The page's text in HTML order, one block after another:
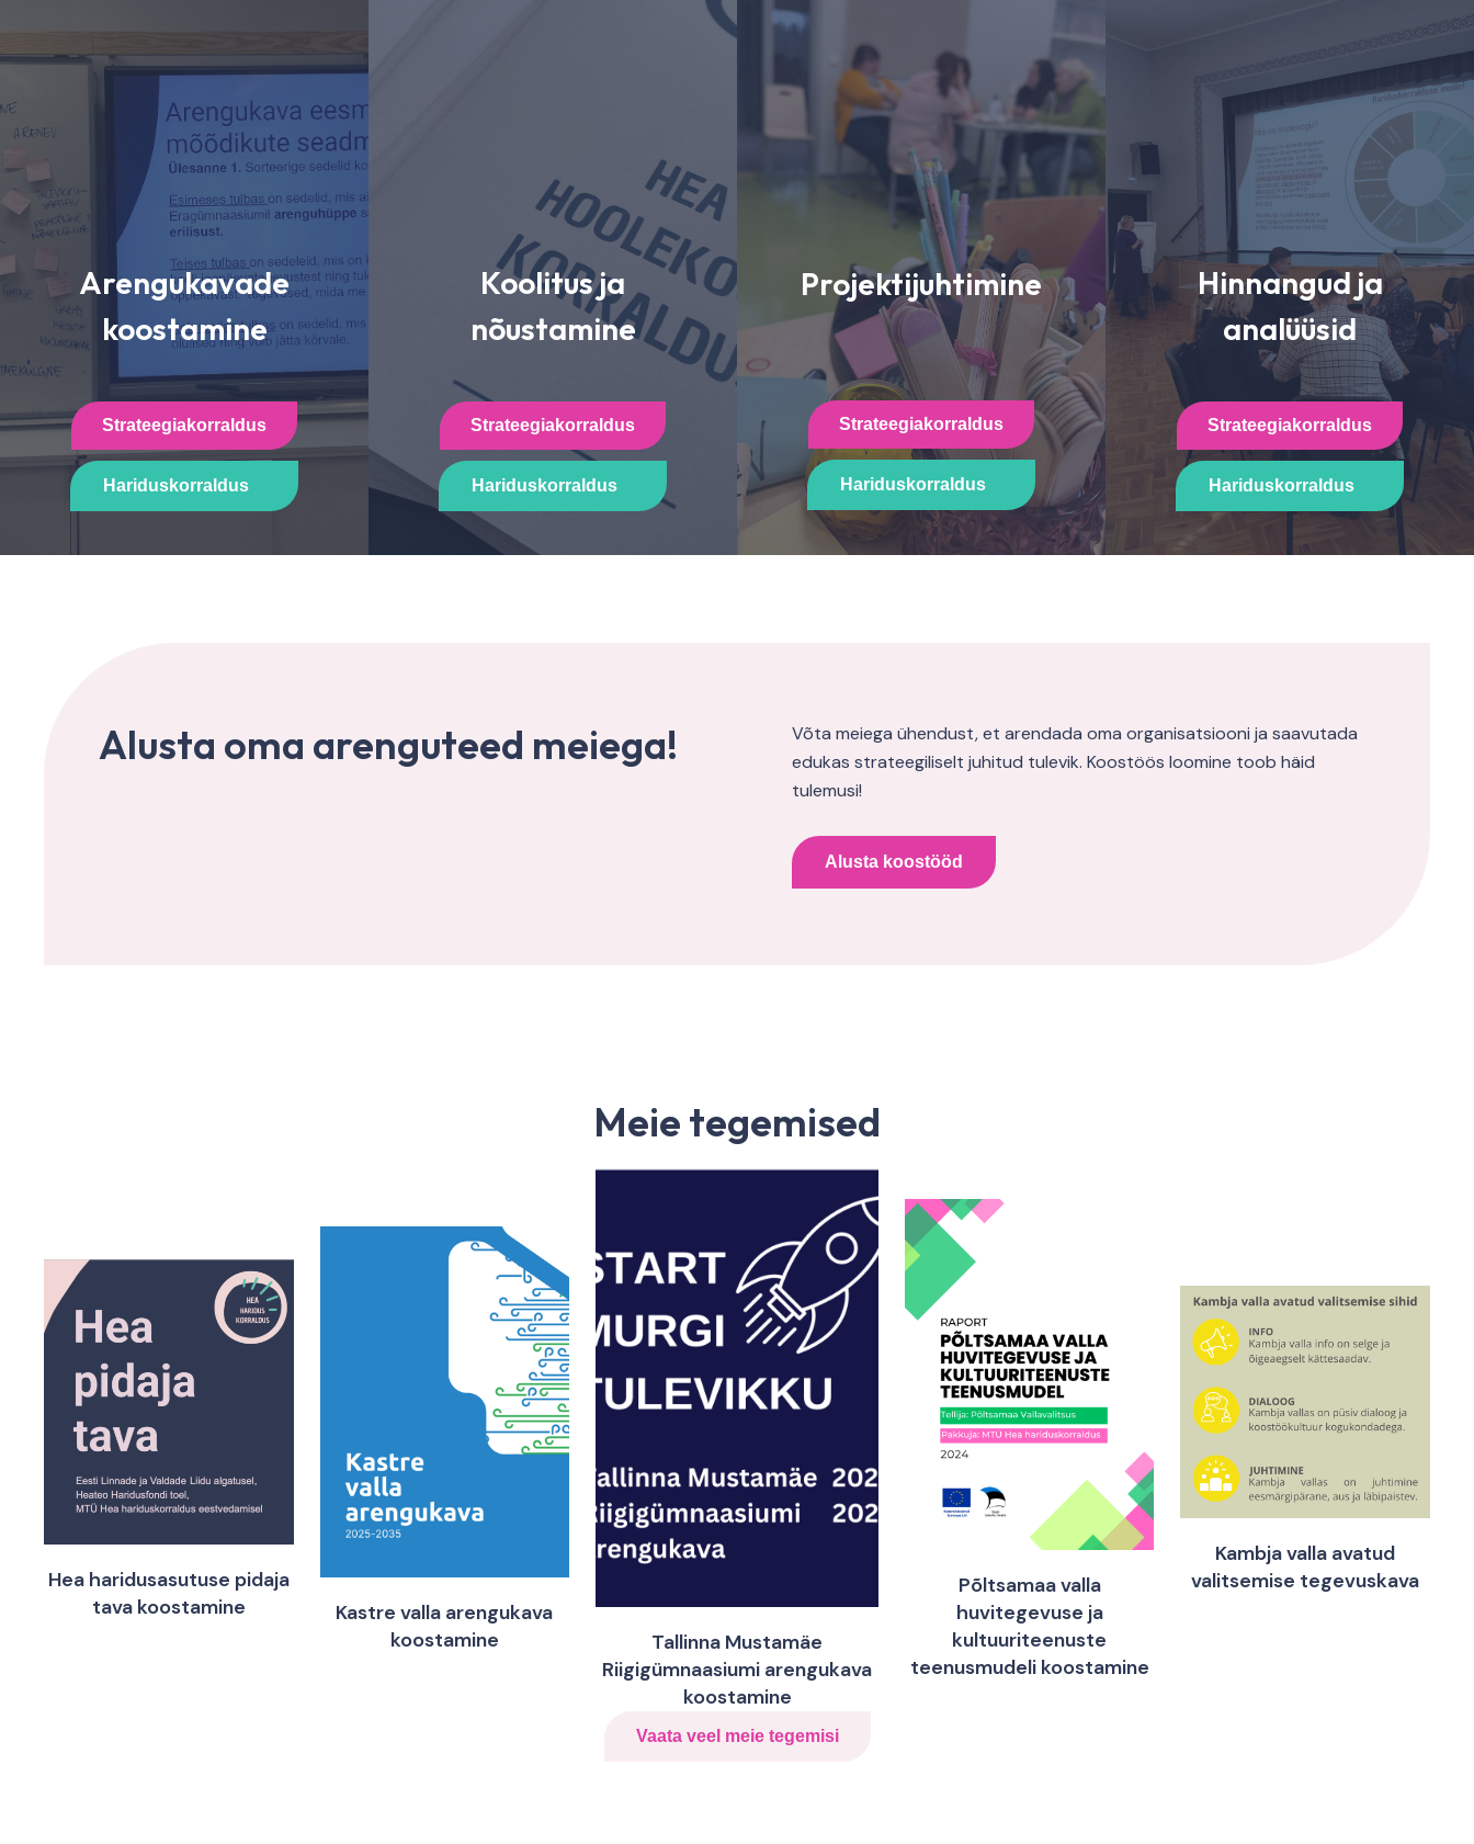
Arengukavade
koostamine
Strateegiakorraldus
Hariduskorraldus
Koolitus ja
nõustamine
Strateegiakorraldus
Hariduskorraldus
Projektijuhtimine
Strateegiakorraldus
Hariduskorraldus
Hinnangud ja
analüüsid
Strateegiakorraldus
Hariduskorraldus
Alusta oma arenguteed meiega!
Võta meiega ühendust, et arendada oma organisatsiooni ja saavutada
edukas strateegiliselt juhitud tulevik. Koostöös loomine toob häid
tulemusi!
Alusta koostööd
Meie tegemised
Hea haridusasutuse pidaja
tava koostamine
Kastre valla arengukava
koostamine
Tallinna Mustamäe
Riigigümnaasiumi arengukava
koostamine
Põltsamaa valla
huvitegevuse ja
kultuuriteenuste
teenusmudeli koostamine
Kambja valla avatud
valitsemise tegevuskava
Vaata veel meie tegemisi